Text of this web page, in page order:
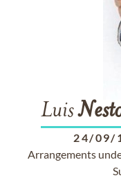
Luis
24/09/
Arrangements